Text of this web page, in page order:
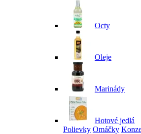
Octy
Oleje
Marinády
Hotové jedlá
Polievky Omáčky